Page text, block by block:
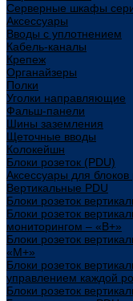
Серверные шкафы
Аксессуары
Вводы с уплотнением
Кабель-каналы
Крепеж
Органайзеры
Полки
Уголки направляющие
Фальш-панели
Шины заземления
Щеточные вводы
Колокейшн
Блоки розеток (PDU)
Аксессуары для
Вертикальные PDU
Блоки розеток
Блоки розеток
мониторингом – «В+»
Блоки розеток
«М+»
Блоки розеток
управлением каждой
Блоки розеток